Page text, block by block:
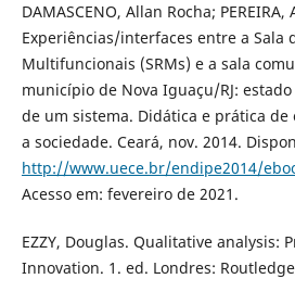
DAMASCENO, Allan Rocha;
Experiências/interfaces entre a Sala
Multifuncionais (SRMs) e a sala
município de Nova Iguaçu/RJ:
de um sistema. Didática e prática de
a sociedade. Ceará, nov. 2014.
http://www.uece.br/endipe2014/
Acesso em: fevereiro de 2021.
EZZY, Douglas. Qualitative analysis:
Innovation. 1. ed. Londres: